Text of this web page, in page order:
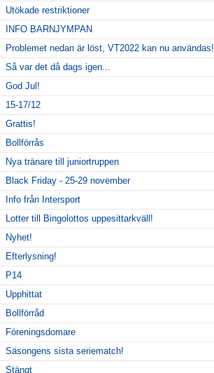
Utökade restriktioner
INFO BARNJYMPAN
Problemet nedan är löst, VT2022 kan nu användas!
Så var det då dags igen...
God Jul!
15-17/12
Grattis!
Bollförrås
Nya tränare till juniortruppen
Black Friday - 25-29 november
Info från Intersport
Lotter till Bingolottos uppesittarkväll!
Nyhet!
Efterlysning!
P14
Upphittat
Bollförråd
Föreningsdomare
Säsongens sista seriematch!
Stängt